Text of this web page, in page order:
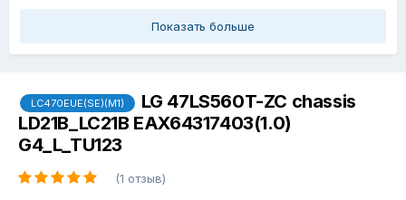
Показать больше
LC470EUE(SE)(M1)
LG 47LS560T-ZC chassis
LD21B_LC21B EAX64317403(1.0)
G4_L_TU123
(1 отзыв)